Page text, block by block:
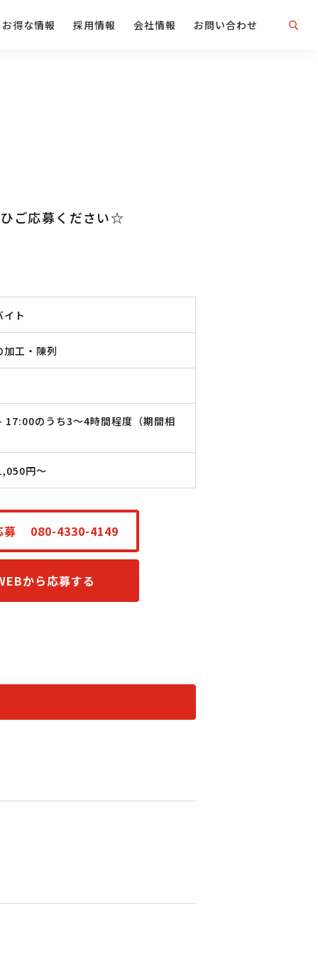
お得な情報 採用情報 会社情報 お問い合わせ
ご応募ください☆
イト
加工・陳列
17:00のうち3～4時間程度（期間相
円〜
募 080-4330-4149
から応募する